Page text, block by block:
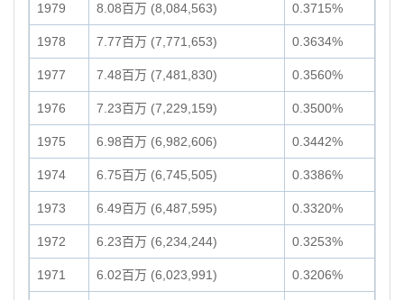
1979 8.08百万 (8,084,563) 0.3715%
1978 7.77百万 (7,771,653) 0.3634%
1977 7.48百万 (7,481,830) 0.3560%
1976 7.23百万 (7,229,159) 0.3500%
1975 6.98百万 (6,982,606) 0.3442%
1974 6.75百万 (6,745,505) 0.3386%
1973 6.49百万 (6,487,595) 0.3320%
1972 6.23百万 (6,234,244) 0.3253%
1971 6.02百万 (6,023,991) 0.3206%